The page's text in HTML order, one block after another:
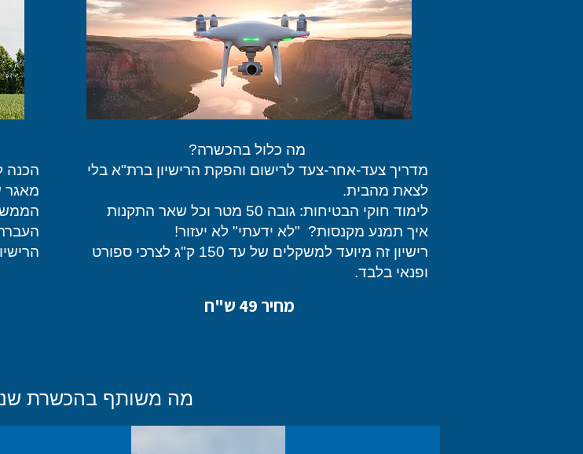
הכנה
מאגר
מה כלול בהכשרה?
מדריך צעד-אחר-צעד לרישום והפקת הרישיון ברת"א בלי
לצאת מהבית.
לימוד חוקי הבטיחות: גובה 50 מטר וכל שאר התקנות
איך תמנע מקנסות? "לא ידעתי" לא יעזור!
רישיון זה מיועד למשקלים של עד 150 ק"ג לצרכי ספורט
ופנאי בלבד.
מחיר 49 ש"ח
מה משותף בהכשרת